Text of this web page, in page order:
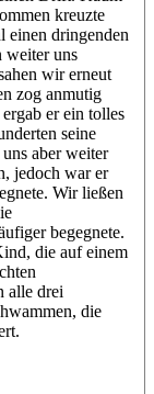
kreuzte
einen dringenden
weiter uns
wir erneut
zog anmutig
er ein tolles
seine
aber weiter
jedoch war er
Wir ließen
begegnete.
die auf einem
alle drei
die